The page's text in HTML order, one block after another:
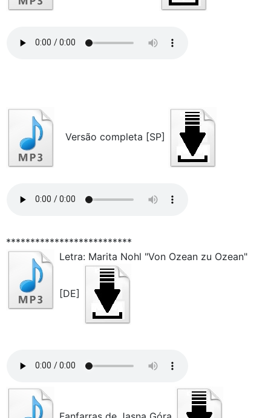
Versão completa [SP]
**************************
Letra: Marita Nohl "Von Ozean zu Ozean"
[DE]